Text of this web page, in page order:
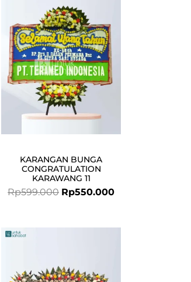
KARANGAN BUNGA
CONGRATULATION
KARAWANG 11
Rp599.000
was:
Rp599.000.
Rp550.000
Rp975.000.